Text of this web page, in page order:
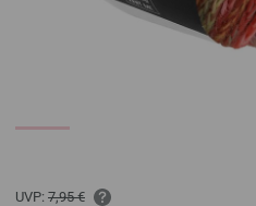
UVP: 7,95 €